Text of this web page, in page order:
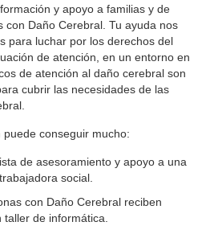
y apoyo a familias y de
con Daño Cerebral. Tu ayuda nos
para luchar por los derechos del
de atención, en un entorno en
de atención al daño cerebral son
cubrir las necesidades de las
conseguir mucho:
de asesoramiento y apoyo a una
social.
con Daño Cerebral reciben
de informática.